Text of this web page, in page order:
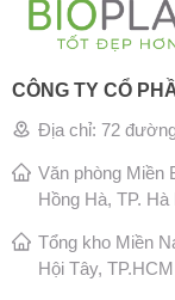
CÔNG TY CỔ
Địa chỉ: 72
Văn phòng Miền
Hồng Hà, TP. Hà
Tổng kho Miền
Hội Tây, TP.HCM